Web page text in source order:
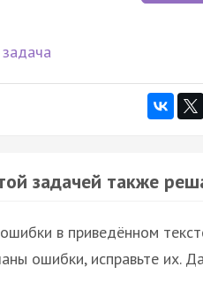
задачей также
в приведённом
ошибки, исправьте их.